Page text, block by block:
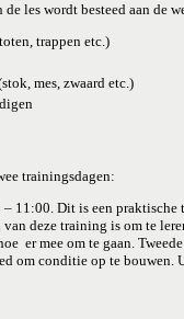
de les wordt besteed aan de
trappen etc.)
mes, zwaard etc.)
trainingsdagen:
11:00. Dit is een
van deze training is om te
er mee om te gaan.
om conditie op te bouwen.